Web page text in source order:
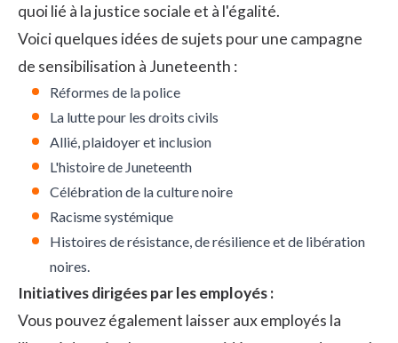
quoi lié à la justice sociale et à l'égalité.
Voici quelques idées de sujets pour une campagne
de sensibilisation à Juneteenth :
Réformes de la police
La lutte pour les droits civils
Allié, plaidoyer et inclusion
L'histoire de Juneteenth
Célébration de la culture noire
Racisme systémique
Histoires de résistance, de résilience et de libération
noires.
Initiatives dirigées par les employés :
Vous pouvez également laisser aux employés la